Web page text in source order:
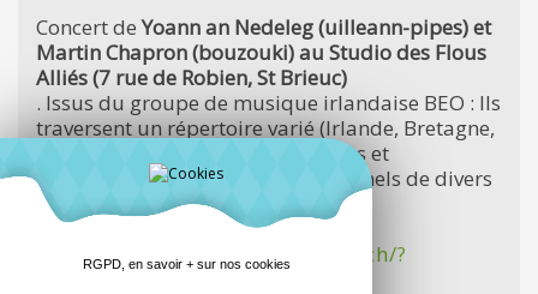
Concert deYoann an Nedeleg (uilleann-pipes) et
Martin Chapron (bouzouki) au Studio des Flous
Alliés (7 rue de Robien, St Brieuc)
. Issus du groupe de musique irlandaise BEO : Ils
traversent un répertoire varié (Irlande, Bretagne,
USA, Suède…) alliant compositions et
arrangements de thèmes traditionnels de divers
horizons.
https://www.facebook.com/watch/?
v=239178107181530
RGPD, en savoir + sur nos cookies